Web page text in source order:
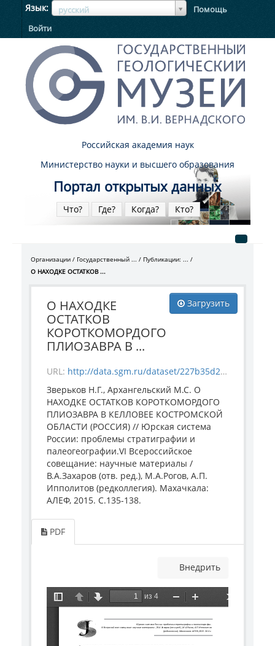
Язык русский
ЯзыкЯзык
Помощь
Войти
Российская академия наук
Министерство науки и высшего образования
Портал открытых данных
Что? Где? Когда? Кто?
Организации Государственный ...
Публикации: ...
О НАХОДКЕ ОСТАТКОВ ...
Загрузить
О НАХОДКЕ
ОСТАТКОВ
КОРОТКОМОРДОГО
ПЛИОЗАВРА В ...
URL: http://data.sgm.ru/dataset/227b35d2-6b68-4add-88bf-f6ad3d1bba06/resource/0da1c001-656e-4975-b248-d5646c32f0b2/download/zver-arkh-makh-2015.pdf
Зверьков Н.Г., Архангельский М.С. О
НАХОДКЕ ОСТАТКОВ КОРОТКОМОРДОГО
ПЛИОЗАВРА В КЕЛЛОВЕЕ КОСТРОМСКОЙ
ОБЛАСТИ (РОССИЯ) // Юрская система
России: проблемы стратиграфии и
палеогеографии.VI Всероссийское
совещание: научные материалы /
В.А.Захаров (отв. ред.), М.А.Рогов, А.П.
Ипполитов (редколлегия). Махачкала:
АЛЕФ, 2015. C.135-138.
PDF
Внедрить